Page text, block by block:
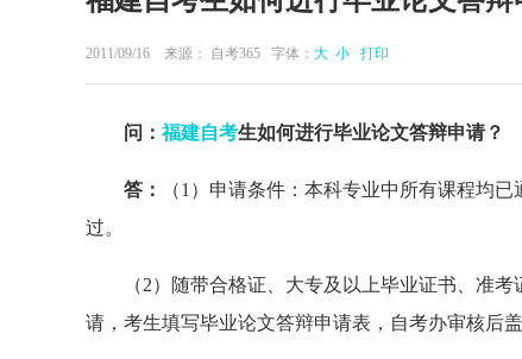
2011/09/16 来源： 自考365 字体： 大 小 打印
问：福建自考生如何进行毕业论文答辩申请？
答： （1）申请条件：本科专业中所有课程均
过。
（2）随带合格证、大专及以上毕业证书、准考
请，考生填写毕业论文答辩申请表，自考办审核后盖